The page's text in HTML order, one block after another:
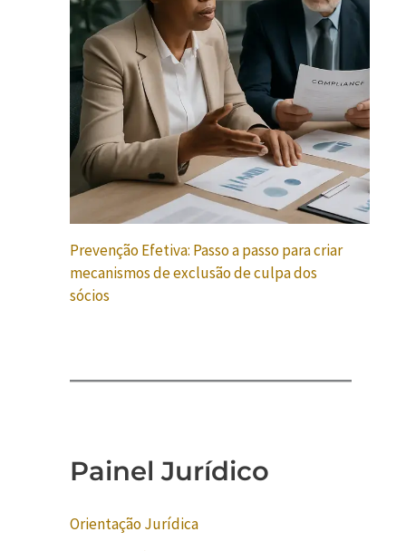
Prevenção Efetiva: Passo a passo para criar
mecanismos de exclusão de culpa dos
sócios
Painel Jurídico
Orientação Jurídica